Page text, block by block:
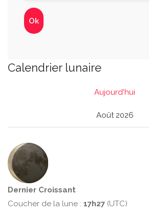
Calendrier lunaire
Aujourd'hui
Août 2026
Dernier Croissant
Coucher de la lune : 17h27 (UTC)